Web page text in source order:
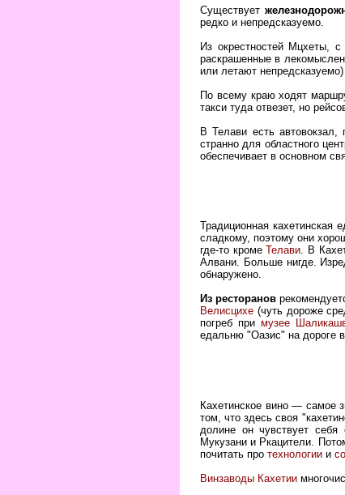
Существует
редко и непредсказуемо.
Из окрестностей Мцхеты,
раскрашенные в
или летают непредсказуемо)
По всему краю ходят
такси туда отвезет, но
В Телави есть
странно для областного
обеспечивает в основном
Традиционная кахетинская
сладкому, поэтому они
где-то кромеТелави. В
Алвани. Больше нигде.
обнаружено.
Из ресторанов
Велисцихе (чуть дороже
погреб при музее
едальню "Оазис" на дороге в
Кахетинское вино — самое
том, что здесь своя
долине он чувствует себя
Мукузани и Ркацители.
почитать про технологии и
Винзаводы Кахетии